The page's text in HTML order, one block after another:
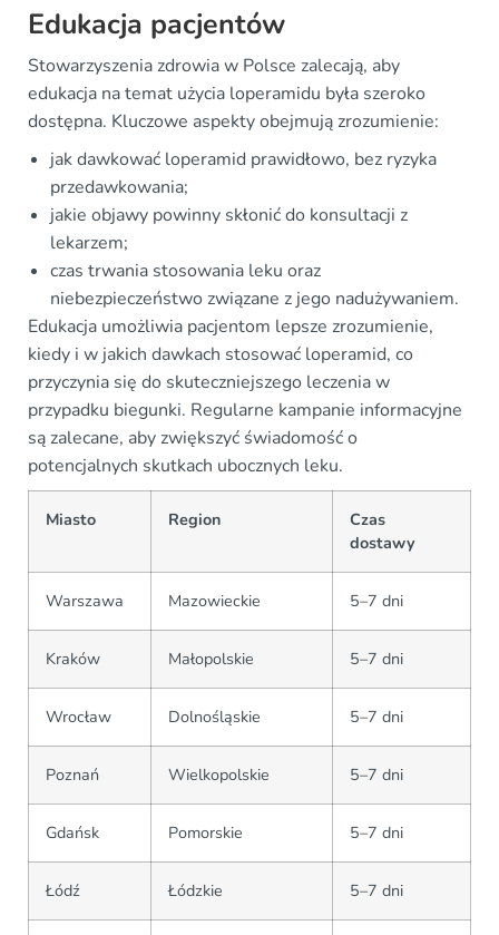
Edukacja pacjentów
Stowarzyszenia zdrowia w Polsce zalecają, aby
edukacja na temat użycia loperamidu była szeroko
dostępna. Kluczowe aspekty obejmują zrozumienie:
jak dawkować loperamid prawidłowo, bez ryzyka
przedawkowania;
jakie objawy powinny skłonić do konsultacji z
lekarzem;
czas trwania stosowania leku oraz
niebezpieczeństwo związane z jego nadużywaniem.
Edukacja umożliwia pacjentom lepsze zrozumienie,
kiedy i w jakich dawkach stosować loperamid, co
przyczynia się do skuteczniejszego leczenia w
przypadku biegunki. Regularne kampanie informacyjne
są zalecane, aby zwiększyć świadomość o
potencjalnych skutkach ubocznych leku.
Miasto Region
Czas
dostawy
Warszawa Mazowieckie 5–7 dni
Kraków Małopolskie 5–7 dni
Wrocław Dolnośląskie 5–7 dni
Poznań Wielkopolskie 5–7 dni
Gdańsk Pomorskie 5–7 dni
Łódź Łódzkie 5–7 dni